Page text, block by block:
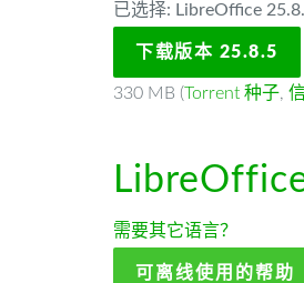
已选择: LibreOffice
下载版本 25.8.5
330 MB (Torrent 种子,
需要其它语言？
可离线使用的帮助